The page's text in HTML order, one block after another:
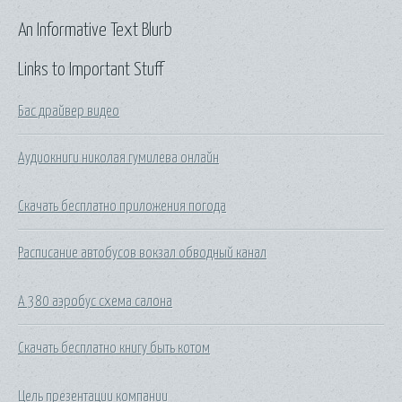
Links to Important Stuff
Бас драйвер видео
Аудиокниги николая гумилева онлайн
Скачать бесплатно приложения погода
Расписание автобусов вокзал обводный канал
A 380 аэробус схема салона
Скачать бесплатно книгу быть котом
Цель презентации компании
An Informative Text Blurb